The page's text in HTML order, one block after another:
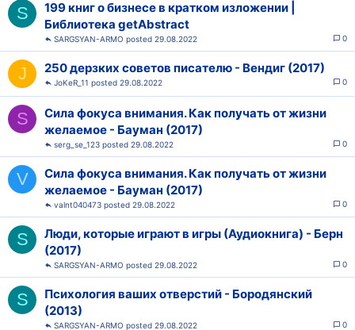
S
199 книг о бизнесе в кратком изложении |
Библиотека getAbstract
0
29.08.2022
SARGSYAN-ARMO
J 250 дерзких советов писателю - Вендиг (2017)
0
29.08.2022
JoKeR_11
S
Сила фокуса внимания. Как получать от жизни
желаемое - Бауман (2017)
0
29.08.2022
serg_se_123
V
Сила фокуса внимания. Как получать от жизни
желаемое - Бауман (2017)
0
29.08.2022
valnt040473
S
Люди, которые играют в игры (Аудиокнига) - Берн
(2017)
0
29.08.2022
SARGSYAN-ARMO
S
Психология ваших отверстий - Бородянский
(2013)
0
29.08.2022
SARGSYAN-ARMO